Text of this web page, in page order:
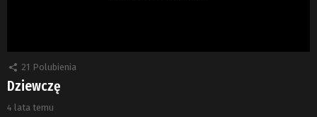
21 Polubienia
Dziewczę
4 lata temu